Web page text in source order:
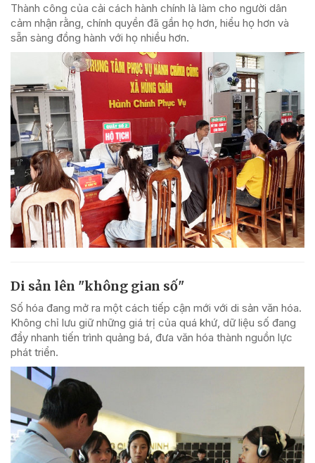
Thành công của cải cách hành chính là làm cho người dân
cảm nhận rằng, chính quyền đã gần họ hơn, hiểu họ hơn và
sẵn sàng đồng hành với họ nhiều hơn.
Di sản lên "không gian số"
Số hóa đang mở ra một cách tiếp cận mới với di sản văn hóa.
Không chỉ lưu giữ những giá trị của quá khứ, dữ liệu số đang
đẩy nhanh tiến trình quảng bá, đưa văn hóa thành nguồn lực
phát triển.